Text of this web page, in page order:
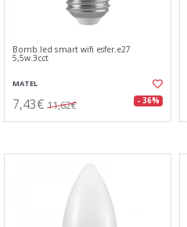
Bomb.led smart wifi esfer.e27
5,5w.3cct
MATEL
7,43€ 11,62€ - 36%